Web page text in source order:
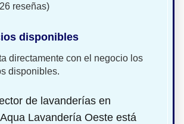
reseñas)
disponibles
directamente con el negocio los
disponibles.
de lavanderías en
Lavandería Oeste está